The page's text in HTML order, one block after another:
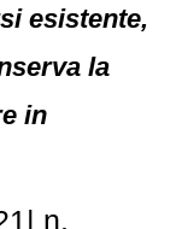
esistente,
la
in
n.